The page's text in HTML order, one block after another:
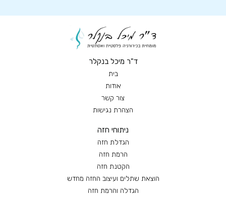
ד"ר מיכל בנקלר
בית
אודות
צור קשר
הצהרת נגישות
ניתוחי חזה
הגדלת חזה
הרמת חזה
הקטנת חזה
הוצאת שתלים ועיצוב החזה מחדש
הגדלה והרמת חזה